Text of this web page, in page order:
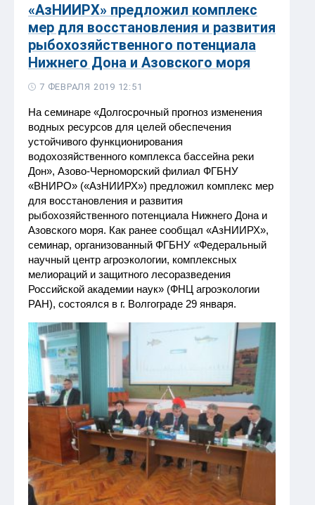
«АзНИИРХ» предложил комплекс
мер для восстановления и развития
рыбохозяйственного потенциала
Нижнего Дона и Азовского моря
7 ФЕВРАЛЯ 2019 12:51
На семинаре «Долгосрочный прогноз изменения
водных ресурсов для целей обеспечения
устойчивого функционирования
водохозяйственного комплекса бассейна реки
Дон», Азово-Черноморский филиал ФГБНУ
«ВНИРО» («АзНИИРХ») предложил комплекс мер
для восстановления и развития
рыбохозяйственного потенциала Нижнего Дона и
Азовского моря. Как ранее сообщал «АзНИИРХ»,
семинар, организованный ФГБНУ «Федеральный
научный центр агроэкологии, комплексных
мелиораций и защитного лесоразведения
Российской академии наук» (ФНЦ агроэкологии
РАН), состоялся в г. Волгограде 29 января.